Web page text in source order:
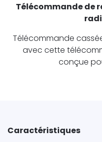
Télécommande de
Télécommande
avec cette
conçue
Caractéristiques